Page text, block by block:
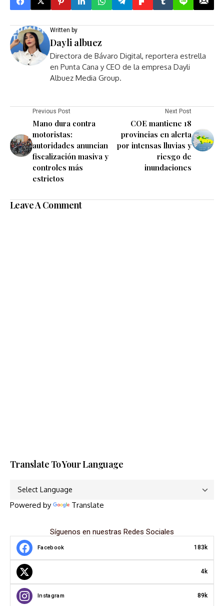
Written by
Dayli albuez
Directora de Bávaro Digital, reportera estrella
en Punta Cana y CEO de la empresa Dayli
Albuez Media Group.
Previous Post
Mano dura contra
motoristas:
autoridades anuncian
fiscalización masiva y
controles más
estrictos
Next Post
COE mantiene 18
provincias en alerta
por intensas lluvias y
riesgo de
inundaciones
Leave A Comment
Translate To Your Language
Powered by Translate
Síguenos en nuestras Redes Sociales
Facebook 183k
4k
Instagram 89k